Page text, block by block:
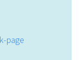
page